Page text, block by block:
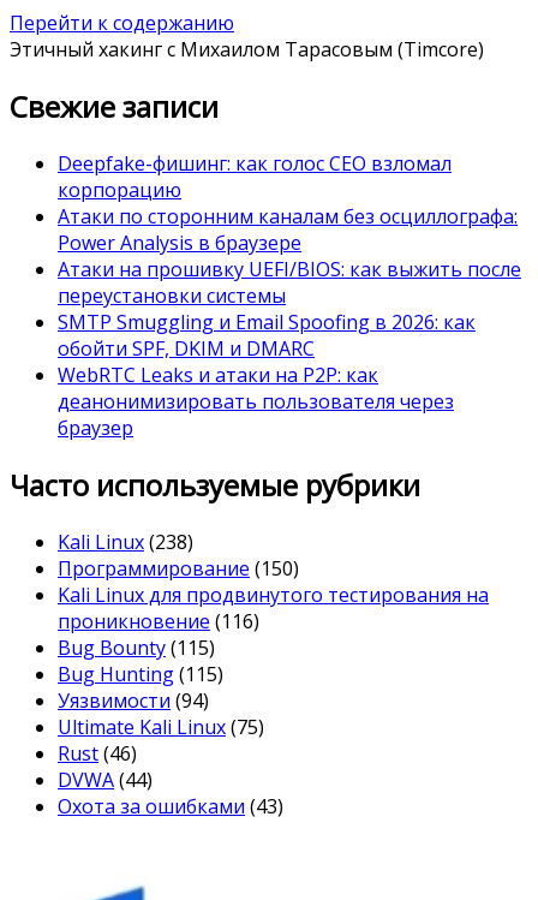
Перейти к содержанию
Этичный хакинг с Михаилом Тарасовым (Timcore)
Свежие записи
Deepfake-фишинг: как голос CEO взломал
корпорацию
Атаки по сторонним каналам без осциллографа:
Power Analysis в браузере
Атаки на прошивку UEFI/BIOS: как выжить после
переустановки системы
SMTP Smuggling и Email Spoofing в 2026: как
обойти SPF, DKIM и DMARC
WebRTC Leaks и атаки на P2P: как
деанонимизировать пользователя через
браузер
Часто используемые рубрики
Kali Linux(238)
Программирование (150)
Kali Linux для продвинутого тестирования на
проникновение (116)
Bug Bounty(115)
Bug Hunting(115)
Уязвимости (94)
Ultimate Kali Linux(75)
Rust(46)
DVWA(44)
Охота за ошибками (43)